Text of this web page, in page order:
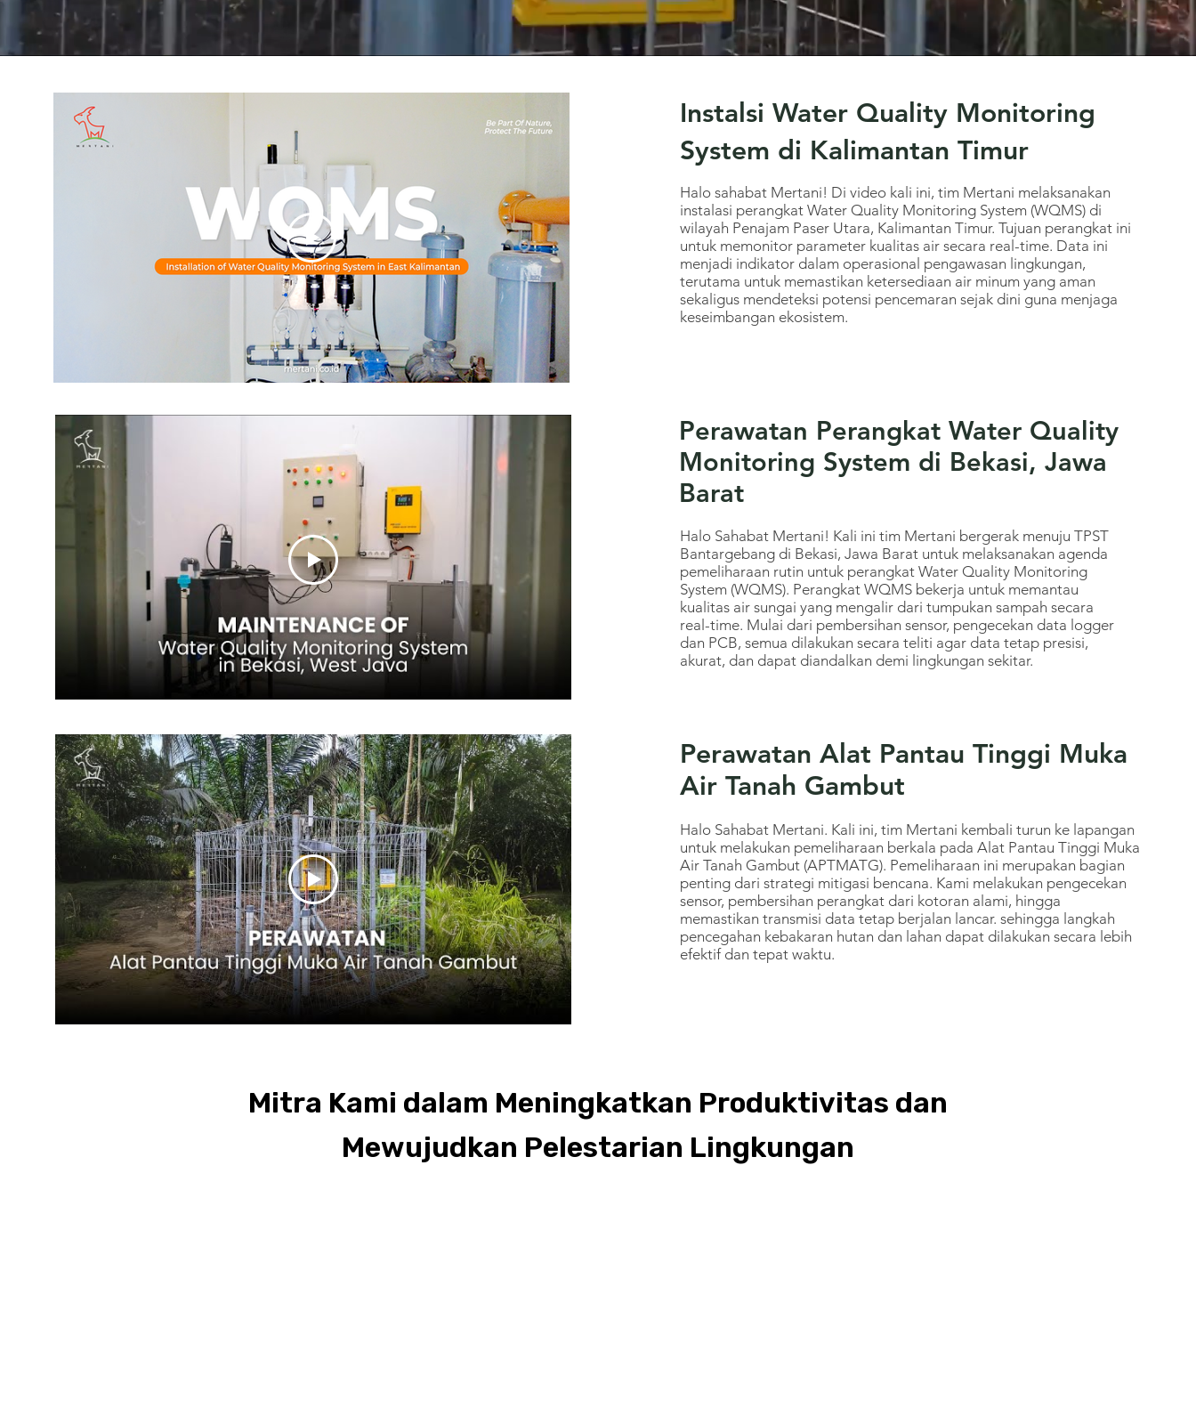
Instalsi Water Quality Monitoring
System di Kalimantan Timur
Halo sahabat Mertani! Di video kali ini, tim Mertani melaksanakan
instalasi perangkat Water Quality Monitoring System (WQMS) di
wilayah Penajam Paser Utara, Kalimantan Timur. Tujuan perangkat ini
untuk memonitor parameter kualitas air secara real-time. Data ini
menjadi indikator dalam operasional pengawasan lingkungan,
terutama untuk memastikan ketersediaan air minum yang aman
sekaligus mendeteksi potensi pencemaran sejak dini guna menjaga
keseimbangan ekosistem.
Perawatan Perangkat Water Quality
Monitoring System di Bekasi, Jawa
Barat
Halo Sahabat Mertani! Kali ini tim Mertani bergerak menuju TPST
Bantargebang di Bekasi, Jawa Barat untuk melaksanakan agenda
pemeliharaan rutin untuk perangkat Water Quality Monitoring
System (WQMS). Perangkat WQMS bekerja untuk memantau
kualitas air sungai yang mengalir dari tumpukan sampah secara
real-time. Mulai dari pembersihan sensor, pengecekan data logger
dan PCB, semua dilakukan secara teliti agar data tetap presisi,
akurat, dan dapat diandalkan demi lingkungan sekitar.
Perawatan Alat Pantau Tinggi Muka
Air Tanah Gambut
Halo Sahabat Mertani. Kali ini, tim Mertani kembali turun ke lapangan
untuk melakukan pemeliharaan berkala pada Alat Pantau Tinggi Muka
Air Tanah Gambut (APTMATG). Pemeliharaan ini merupakan bagian
penting dari strategi mitigasi bencana. Kami melakukan pengecekan
sensor, pembersihan perangkat dari kotoran alami, hingga
memastikan transmisi data tetap berjalan lancar. sehingga langkah
pencegahan kebakaran hutan dan lahan dapat dilakukan secara lebih
efektif dan tepat waktu.
Mitra Kami dalam Meningkatkan Produktivitas dan
Mewujudkan Pelestarian Lingkungan